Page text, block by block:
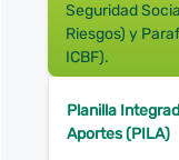
Seguridad
Riesgos) y
ICBF).
Planilla
Aportes (PILA)